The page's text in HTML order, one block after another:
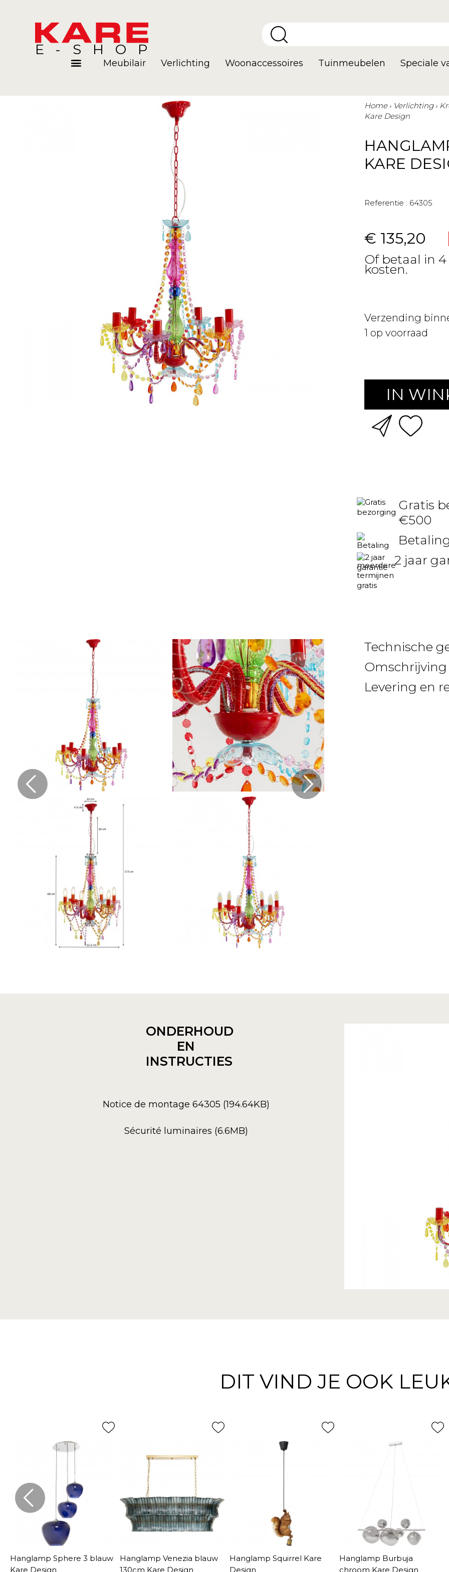
E-SHOP
Meubilair Verlichting Woonaccessoires Tuinmeubelen Speciale
Home Verlichting
Kare Design
KARE
Referentie : 64305
€ 135,20
Of betaal in
kosten.
Verzending
1 op voorraad
IN
Gratis
€500
2 jaar
Technische
Omschrijving
Levering en
ONDERHOUD
EN
INSTRUCTIES
Notice de montage 64305 (194.64KB)
Sécurité luminaires (6.6MB)
DIT VIND JE OOK
Hanglamp Sphere 3 blauw
Kare Design
Hanglamp Venezia blauw
130cm Kare Design
Hanglamp Squirrel Kare
Design
Hanglamp Burbuja
chroom Kare Design